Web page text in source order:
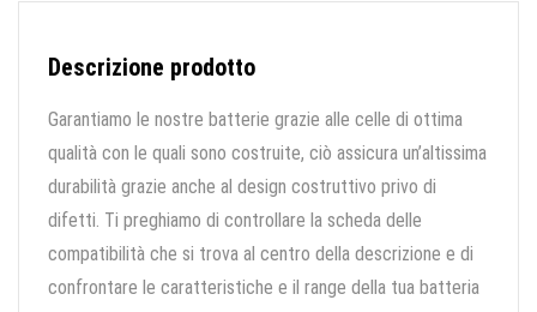
Descrizione prodotto
Garantiamo le nostre batterie grazie alle celle di ottima
qualità con le quali sono costruite, ciò assicura un’altissima
durabilità grazie anche al design costruttivo privo di
difetti. Ti preghiamo di controllare la scheda delle
compatibilità che si trova al centro della descrizione e di
confrontare le caratteristiche e il range della tua batteria